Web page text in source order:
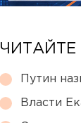
Путин
Власти